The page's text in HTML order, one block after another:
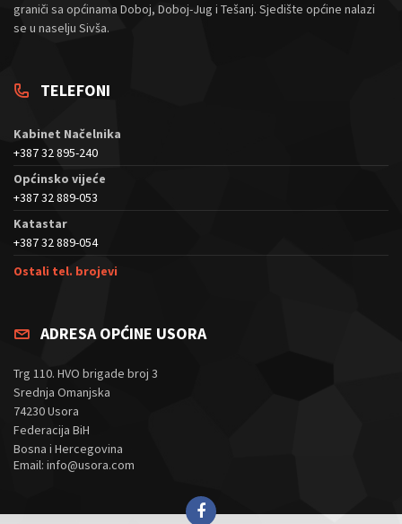
graniči sa općinama Doboj, Doboj-Jug i Tešanj. Sjedište općine nalazi
se u naselju Sivša.
TELEFONI
Kabinet Načelnika
+387 32 895-240
Općinsko vijeće
+387 32 889-053
Katastar
+387 32 889-054
Ostali tel. brojevi
ADRESA OPĆINE USORA
Trg 110. HVO brigade broj 3
Srednja Omanjska
74230 Usora
Federacija BiH
Bosna i Hercegovina
Email: info@usora.com